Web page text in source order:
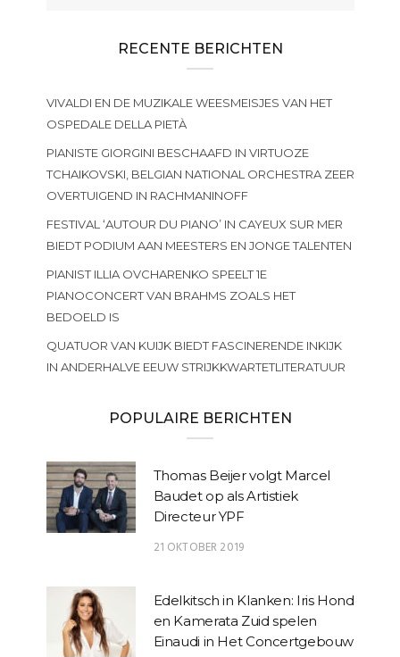
RECENTE BERICHTEN
VIVALDI EN DE MUZIKALE WEESMEISJES VAN HET
OSPEDALE DELLA PIETÀ
PIANISTE GIORGINI BESCHAAFD IN VIRTUOZE
TCHAIKOVSKI, BELGIAN NATIONAL ORCHESTRA ZEER
OVERTUIGEND IN RACHMANINOFF
FESTIVAL ‘AUTOUR DU PIANO’ IN CAYEUX SUR MER
BIEDT PODIUM AAN MEESTERS EN JONGE TALENTEN
PIANIST ILLIA OVCHARENKO SPEELT 1E
PIANOCONCERT VAN BRAHMS ZOALS HET
BEDOELD IS
QUATUOR VAN KUIJK BIEDT FASCINERENDE INKIJK
IN ANDERHALVE EEUW STRIJKKWARTETLITERATUUR
POPULAIRE BERICHTEN
Thomas Beijer volgt Marcel
Baudet op als Artistiek
Directeur YPF
21 OKTOBER 2019
Edelkitsch in Klanken: Iris Hond
en Kamerata Zuid spelen
Einaudi in Het Concertgebouw